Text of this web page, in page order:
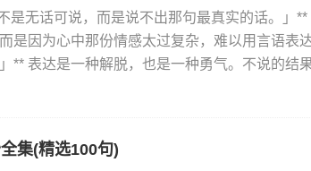
是无话可说，而是说不出那句最真实的话。」
是因为心中那份情感太过复杂，难以用言语表
** 表达是一种解脱，也是一种勇气。不说的结
集(精选100句)